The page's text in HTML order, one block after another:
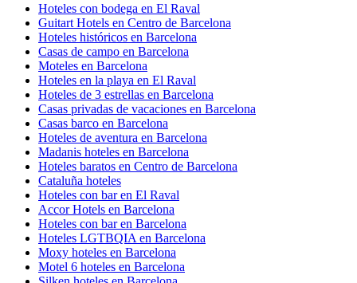
Hoteles con bodega en El Raval
Guitart Hotels en Centro de Barcelona
Hoteles históricos en Barcelona
Casas de campo en Barcelona
Moteles en Barcelona
Hoteles en la playa en El Raval
Hoteles de 3 estrellas en Barcelona
Casas privadas de vacaciones en Barcelona
Casas barco en Barcelona
Hoteles de aventura en Barcelona
Madanis hoteles en Barcelona
Hoteles baratos en Centro de Barcelona
Cataluña hoteles
Hoteles con bar en El Raval
Accor Hotels en Barcelona
Hoteles con bar en Barcelona
Hoteles LGTBQIA en Barcelona
Moxy hoteles en Barcelona
Motel 6 hoteles en Barcelona